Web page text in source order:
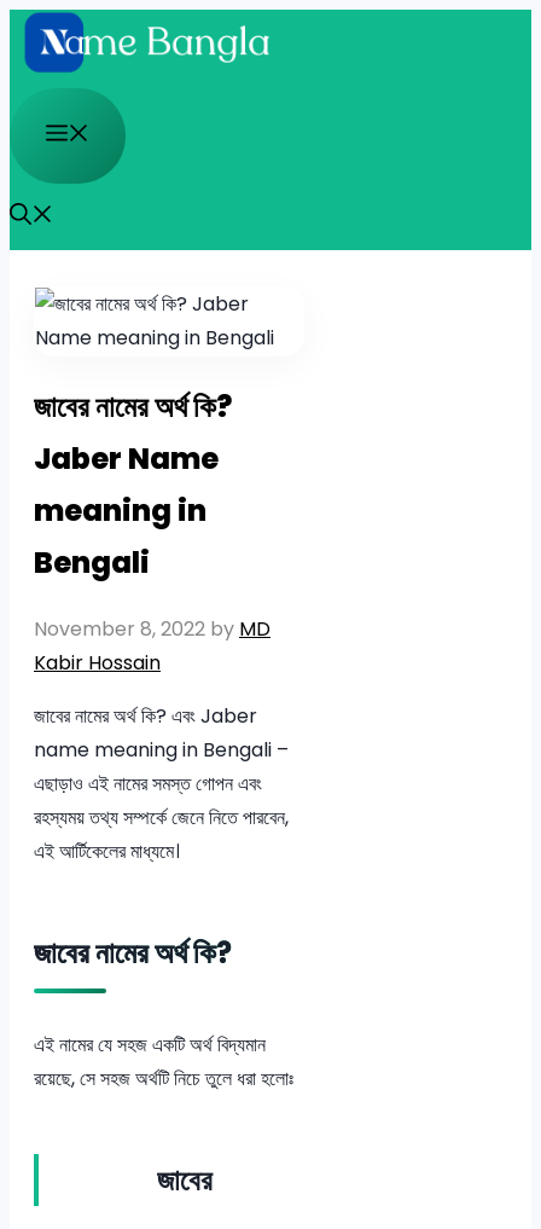
Skip
to
content
Menu
জাবের নামের অর্থ কি?
Jaber Name
meaning in
Bengali
November 8, 2022 by MD
Kabir Hossain
জাবের নামের অর্থ কি? এবং Jaber
name meaning in Bengali –
এছাড়াও এই নামের সমস্ত গোপন এবং
রহস্যময় তথ্য সম্পর্কে জেনে নিতে পারবেন,
এই আর্টিকেলের মাধ্যমে।
জাবের নামের অর্থ কি?
এই নামের যে সহজ একটি অর্থ বিদ্যমান
রয়েছে, সে সহজ অর্থটি নিচে তুলে ধরা হলোঃ
জাবের